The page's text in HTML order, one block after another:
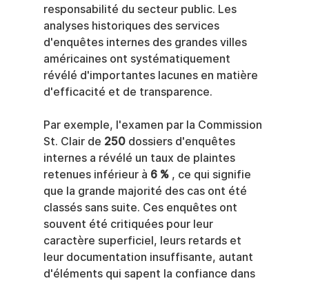
responsabilité du secteur public. Les
analyses historiques des services
d'enquêtes internes des grandes villes
américaines ont systématiquement
révélé d'importantes lacunes en matière
d'efficacité et de transparence.
Par exemple, l'examen par la Commission
St. Clair de 250 dossiers d'enquêtes
internes a révélé un taux de plaintes
retenues inférieur à 6 % , ce qui signifie
que la grande majorité des cas ont été
classés sans suite. Ces enquêtes ont
souvent été critiquées pour leur
caractère superficiel, leurs retards et
leur documentation insuffisante, autant
d'éléments qui sapent la confiance dans